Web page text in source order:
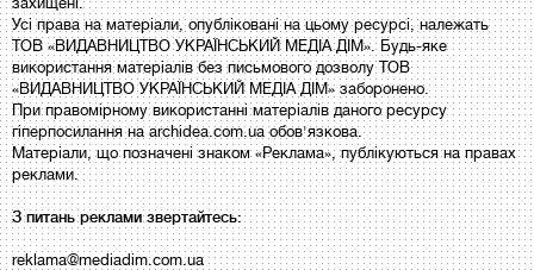
Усі права на матеріали, опубліковані на цьому ресурсі, належать
ТОВ «ВИДАВНИЦТВО УКРАЇНСЬКИЙ МЕДІА ДІМ». Будь-яке
використання матеріалів без письмового дозволу ТОВ
«ВИДАВНИЦТВО УКРАЇНСЬКИЙ МЕДІА ДІМ» заборонено.
При правомірному використанні матеріалів даного ресурсу
гіперпосилання на archidea.com.ua обов'язкова.
Матеріали, що позначені знаком «Реклама», публікуються на правах
реклами.
З питань реклами звертайтесь:
reklama@mediadim.com.ua